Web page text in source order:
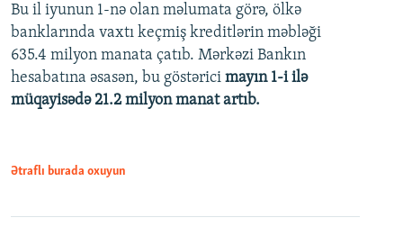
360p
480p
720p
Bu il iyunun 1-nə olan məlumata görə, ölkə
banklarında vaxtı keçmiş kreditlərin məbləği
635.4 milyon manata çatıb. Mərkəzi Bankın
hesabatına əsasən, bu göstərici mayın 1-i ilə
müqayisədə 21.2 milyon manat artıb.
Ətraflı burada oxuyun